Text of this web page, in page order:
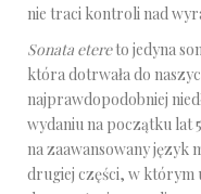
nie traci kontroli nad
Sonata etereto jedyna
która dotrwała do
najprawdopodobniej
wydaniu na początku lat
na zaawansowany język
drugiej części, w którym